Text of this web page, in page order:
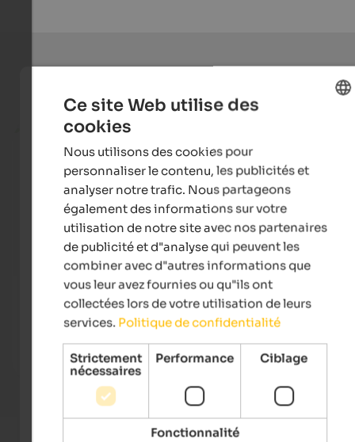
Quellenhof Luxury Resort Passeier
The 5-star sport and wellness resort South Tyrol with
10.500 m² Spa Areas, 23 Saunas, 7 Tennis Courts, 12
Ce site Web utilise des
cookies
Nous utilisons des cookies pour
personnaliser le contenu, les publicités et
analyser notre trafic. Nous partageons
également des informations sur votre
utilisation de notre site avec nos partenaires
de publicité et d"analyse qui peuvent les
combiner avec d"autres informations que
vous leur avez fournies ou qu"ils ont
collectées lors de votre utilisation de leurs
services. Politique de confidentialité
Strictement
nécessaires
Performance Ciblage
Fonctionnalité